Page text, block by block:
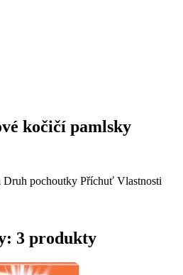
kočičí pamlsky
Druh pochoutky Příchuť Vlastnosti
3 produkty